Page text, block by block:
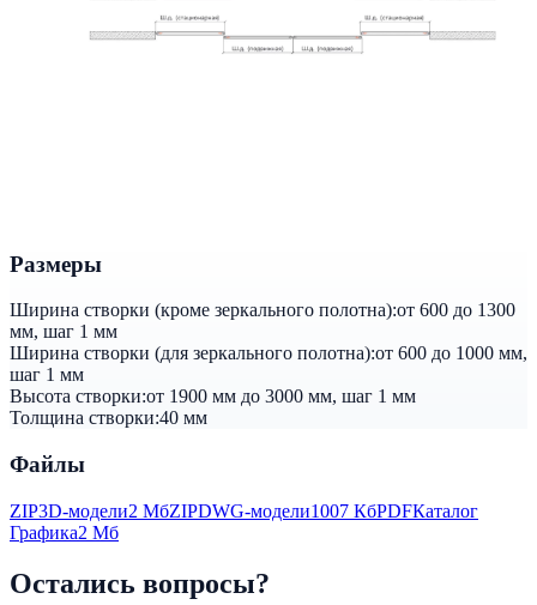
Размеры
Ширина створки (кроме зеркального полотна):от 600 до 1300
мм, шаг 1 мм
Ширина створки (для зеркального полотна):от 600 до 1000 мм,
шаг 1 мм
Высота створки:от 1900 мм до 3000 мм, шаг 1 мм
Толщина створки:40 мм
Файлы
ZIP3D-модели2 МбZIPDWG-модели1007 КбPDFКаталог
Графика2 Мб
Остались вопросы?